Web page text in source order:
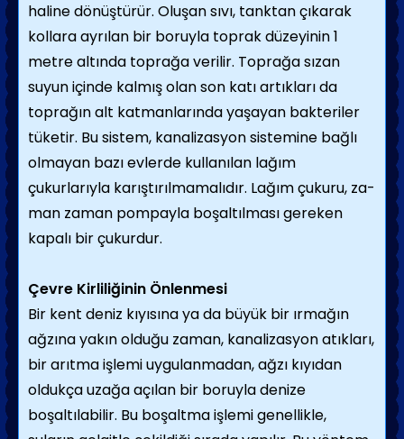
haline dönüştü­rür. Oluşan sıvı, tanktan çıkarak
kollara ayrılan bir boruyla toprak düzeyinin 1
metre altında toprağa verilir. Toprağa sızan
suyun içinde kalmış olan son katı artıkları da
topra­ğın alt katmanlarında yaşayan bakteriler
tü­ketir. Bu sistem, kanalizasyon sistemine bağlı
olmayan bazı evlerde kullanılan lağım
çukurlarıyla karıştırılmamalıdır. Lağım çukuru, za­
man zaman pompayla boşaltılması gereken
kapalı bir çukurdur.
Çevre Kirliliğinin Önlenmesi
Bir kent deniz kıyısına ya da büyük bir ırmağın
ağzına yakın olduğu zaman, kanali­zasyon atıkları,
bir arıtma işlemi uygulanma­dan, ağzı kıyıdan
oldukça uzağa açılan bir boruyla denize
boşaltılabilir. Bu boşaltma işlemi genellikle,